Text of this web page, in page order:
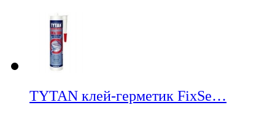
TYTAN клей-герметик FixSe…